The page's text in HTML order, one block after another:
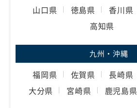
山口県
徳島県 香川県
高知県
九州・沖縄
福岡県 佐賀県 長崎県
大分県
宮崎県 鹿児島県